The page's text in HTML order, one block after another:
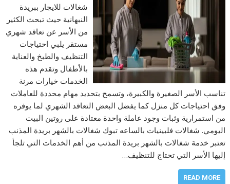
شغالات للايجار ببريدة
النبهانية حيث تبحث الكثير
من الأسر عن تعاقد شهري
مستقر يلبي احتياجات
التنظيف والطبخ والعناية
بالأطفال وتقدم هذه
الخدمات خيارات مرنة
تناسب الأسر الصغيرة والكبيرة، وتسمح بتحديد مهام محددة للعاملات
وفق احتياجات كل منزل كما يفضل البعض التعاقد الشهري لما يوفره
من استمرارية وثبات وجود عاملة واحدة معتادة على روتين البيت
اليومي. شغالات فلبينيات بالساعه تبوك شغالات بالشهر بريدة المذنب
تعتبر خدمة شغالات بالشهر بريدة المذنب من أهم الخدمات التي تلجأ
إليها الأسر التي تحتاج للتنظيف…
READ MORE